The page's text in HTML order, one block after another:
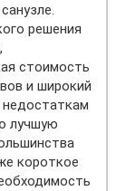
решения
стоимость
и широкий
лучшую
короткое